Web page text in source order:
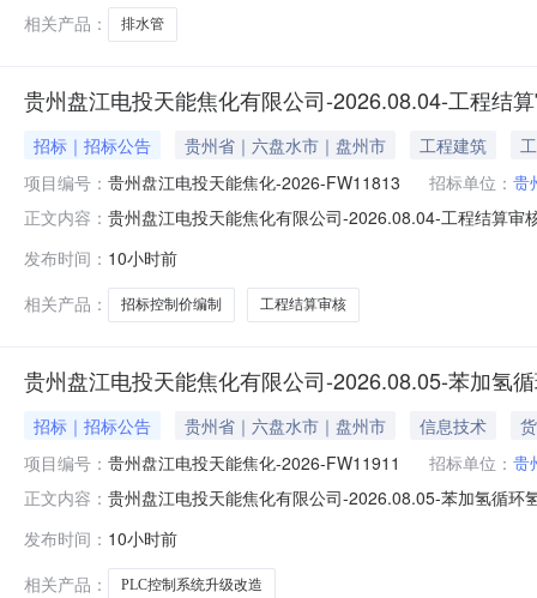
相关产品：
排水管
贵州盘江电投天能焦化有限公司-2026.08.04-工程结
招标｜招标公告 贵州省｜六盘水市｜盘州市 工程建筑
项目编号： 贵州盘江电投天能焦化-2026-FW11813 招标单位： 贵
正文内容： 贵州盘江电投天能焦化有限公司-2026.08.04-工程结算
标段包/编号:贵州盘江电投天能焦化-2026-FW11813-
发布时间： 10小时前
相关产品：
招标控制价编制 工程结算审核
贵州盘江电投天能焦化有限公司-2026.08.05-苯加氢
招标｜招标公告 贵州省｜六盘水市｜盘州市 信息技术
项目编号： 贵州盘江电投天能焦化-2026-FW11911 招标单位： 贵
正文内容： 贵州盘江电投天能焦化有限公司-2026.08.05-苯加氢循
级改造-询比采购标段包/编号:贵州盘江电投天能焦化-
发布时间： 10小时前
相关产品：
PLC控制系统升级改造